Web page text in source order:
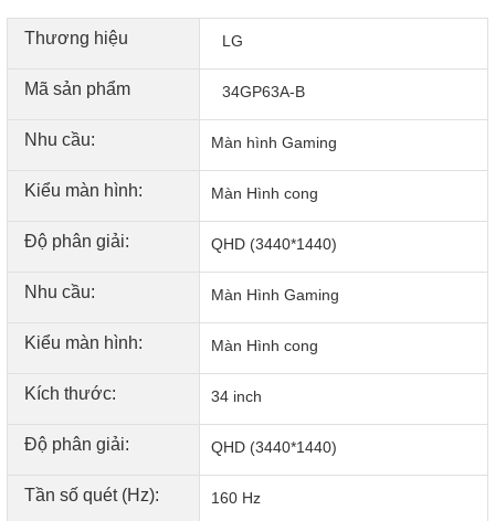
Không Chỉ Nhanh Mà Còn Siêu Nhanh
Không bao giờ bỏ lỡ một giây ngay cả khi chơi các trò chơi
Hành Động Khi Nó Xảy Ra
Thương hiệu LG
Mã sản phẩm 34GP63A-B
Nhu cầu: Màn hình Gaming
Kiểu màn hình: Màn Hình cong
Độ phân giải: QHD (3440*1440)
Nhu cầu: Màn Hình Gaming
Kiểu màn hình: Màn Hình cong
Kích thước: 34 inch
Độ phân giải: QHD (3440*1440)
Tần số quét (Hz): 160 Hz